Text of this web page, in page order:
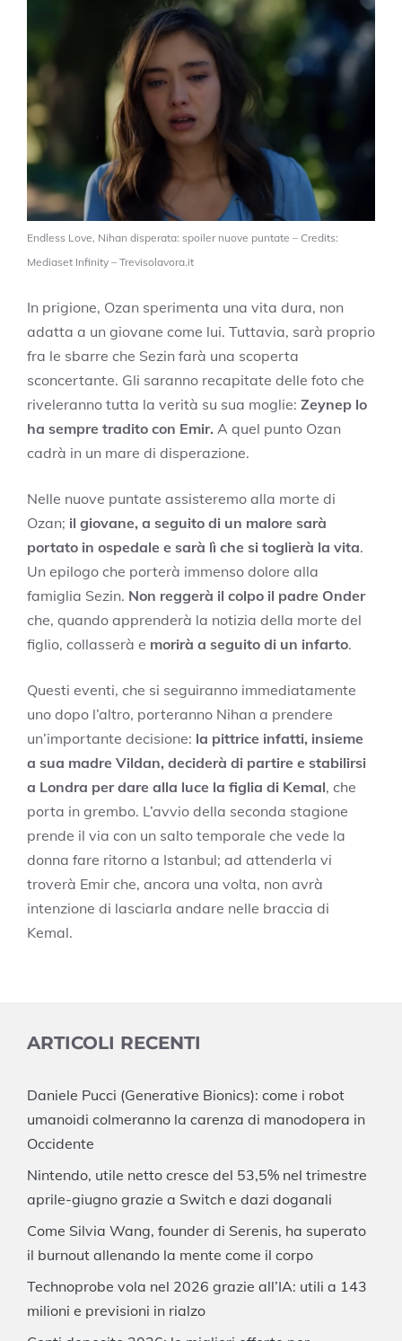
Endless Love, Nihan disperata: spoiler nuove puntate – Credits:
Mediaset Infinity – Trevisolavora.it
In prigione, Ozan sperimenta una vita dura, non
adatta a un giovane come lui. Tuttavia, sarà proprio
fra le sbarre che Sezin farà una scoperta
sconcertante. Gli saranno recapitate delle foto che
riveleranno tutta la verità su sua moglie: Zeynep lo
ha sempre tradito con Emir. A quel punto Ozan
cadrà in un mare di disperazione.
Nelle nuove puntate assisteremo alla morte di
Ozan; il giovane, a seguito di un malore sarà
portato in ospedale e sarà lì che si toglierà la vita.
Un epilogo che porterà immenso dolore alla
famiglia Sezin. Non reggerà il colpo il padre Onder
che, quando apprenderà la notizia della morte del
figlio, collasserà e morirà a seguito di un infarto.
Questi eventi, che si seguiranno immediatamente
uno dopo l’altro, porteranno Nihan a prendere
un’importante decisione: la pittrice infatti, insieme
a sua madre Vildan, deciderà di partire e stabilirsi
a Londra per dare alla luce la figlia di Kemal, che
porta in grembo. L’avvio della seconda stagione
prende il via con un salto temporale che vede la
donna fare ritorno a Istanbul; ad attenderla vi
troverà Emir che, ancora una volta, non avrà
intenzione di lasciarla andare nelle braccia di
Kemal.
ARTICOLI RECENTI
Daniele Pucci (Generative Bionics): come i robot
umanoidi colmeranno la carenza di manodopera in
Occidente
Nintendo, utile netto cresce del 53,5% nel trimestre
aprile-giugno grazie a Switch e dazi doganali
Come Silvia Wang, founder di Serenis, ha superato
il burnout allenando la mente come il corpo
Technoprobe vola nel 2026 grazie all’IA: utili a 143
milioni e previsioni in rialzo